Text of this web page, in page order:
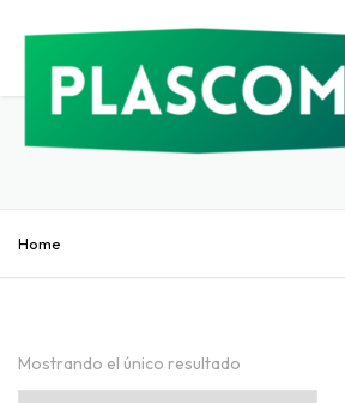
Home
Mostrando el único resultado